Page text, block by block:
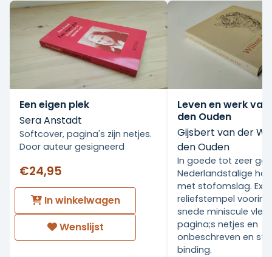
Een eigen plek
Sera Anstadt
Softcover, pagina's zijn netjes.
Door auteur gesigneerd
€24,95
In winkelwagen
Wenslijst
Leven en werk van
den Ouden
Gijsbert van der
den Ouden
In goede tot zeer
Nederlandstalige
met stofomslag. Ex
reliefstempel voorin.
snede miniscule
pagina;s netjes en
onbeschreven en
binding.